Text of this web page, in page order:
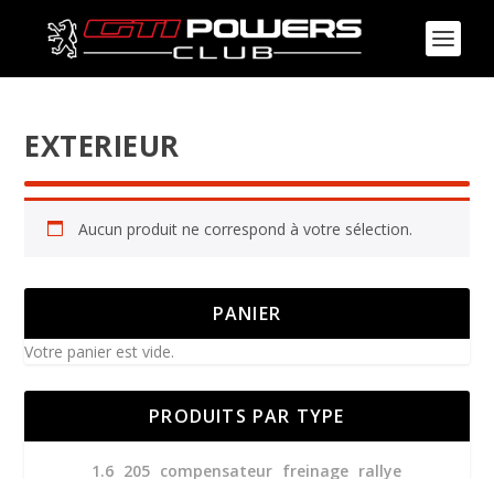
EXTERIEUR
Aucun produit ne correspond à votre sélection.
PANIER
Votre panier est vide.
PRODUITS PAR TYPE
1.6 205 compensateur freinage rallye